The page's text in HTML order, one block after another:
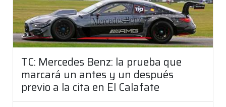
TC: Mercedes Benz: la prueba que
marcará un antes y un después
previo a la cita en El Calafate